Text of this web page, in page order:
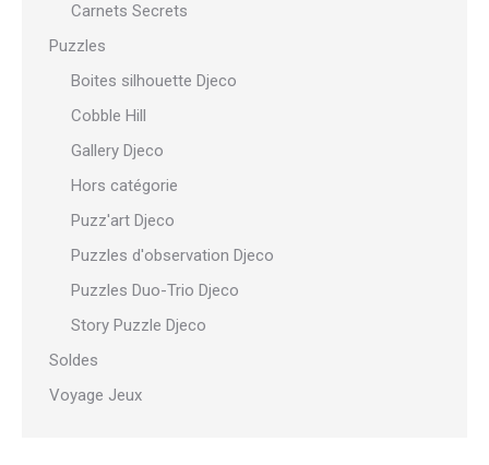
Carnets Secrets
Puzzles
Boites silhouette Djeco
Cobble Hill
Gallery Djeco
Hors catégorie
Puzz'art Djeco
Puzzles d'observation Djeco
Puzzles Duo-Trio Djeco
Story Puzzle Djeco
Soldes
Voyage Jeux